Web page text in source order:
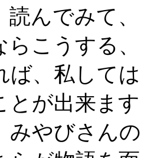
読んでみて
らこうする
ば、私して
とが出来ま
みやびさん